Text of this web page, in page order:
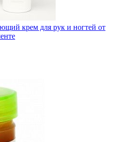
крем для рук и ногтей от